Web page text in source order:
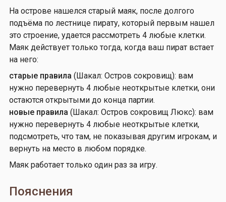
На острове нашелся старый маяк, после долгого
подъёма по лестнице пирату, который первым нашел
это строение, удается рассмотреть 4 любые клетки.
Маяк действует только тогда, когда ваш пират встает
на него:
старые правила (Шакал: Остров сокровищ): вам
нужно перевернуть 4 любые неоткрытые клетки, они
остаются открытыми до конца партии.
новые правила (Шакал: Остров сокровищ Люкс): вам
нужно перевернуть 4 любые неоткрытые клетки,
подсмотреть, что там, не показывая другим игрокам, и
вернуть на место в любом порядке.
Маяк работает только один раз за игру.
Пояснения